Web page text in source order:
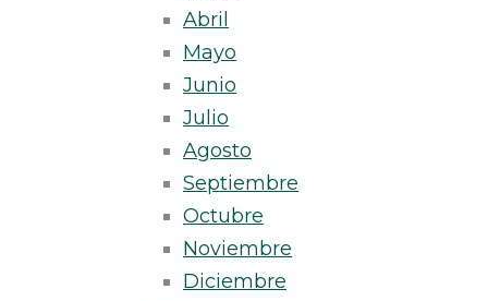
Abril
Mayo
Junio
Julio
Agosto
Septiembre
Octubre
Noviembre
Diciembre